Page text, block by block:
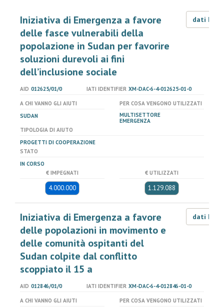
Iniziativa di Emergenza a favore
delle fasce vulnerabili della
popolazione in Sudan per favorire
soluzioni durevoli ai fini
dell’inclusione sociale
dati LOD
AID 012625/01/0 IATI IDENTIFIER XM-DAC-6-4-012625-01-0
A CHI VANNO GLI AIUTI
SUDAN
PER COSA VENGONO UTILIZZATI
MULTISETTORE
EMERGENZA
TIPOLOGIA DI AIUTO
PROGETTI DI COOPERAZIONE
STATO
IN CORSO
€ IMPEGNATI
4.000.000
€ UTILIZZATI
1.129.088
Iniziativa di Emergenza a favore
delle popolazioni in movimento e
delle comunità ospitanti del
Sudan colpite dal conflitto
scoppiato il 15 a
dati LOD
AID 012846/01/0 IATI IDENTIFIER XM-DAC-6-4-012846-01-0
A CHI VANNO GLI AIUTI
PER COSA VENGONO UTILIZZATI